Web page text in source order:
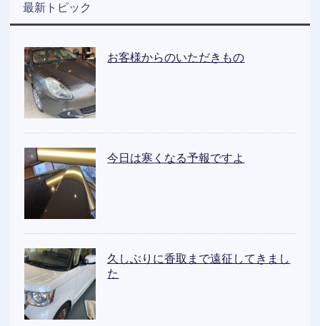
最新トピック
お客様からのいただきもの
今日は寒くなる予報ですよ
久しぶりに香取まで遠征してきまし
た